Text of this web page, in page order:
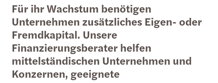
Für ihr Wachstum benötigen
Unternehmen zusätzliches Eigen- oder
Fremdkapital. Unsere
Finanzierungsberater helfen
mittelständischen Unternehmen und
Konzernen, geeignete